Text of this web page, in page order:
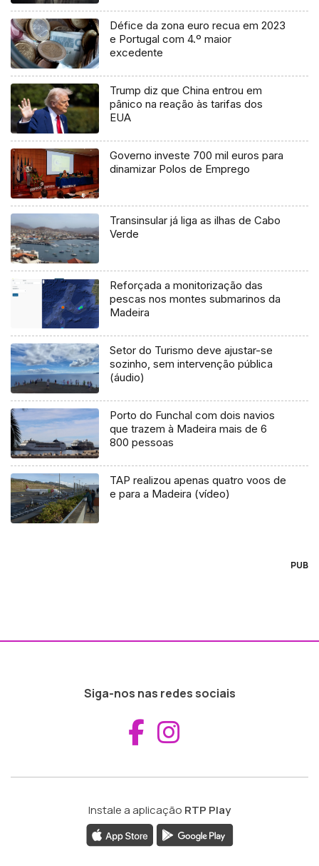
Défice da zona euro recua em 2023
e Portugal com 4.º maior
excedente
Trump diz que China entrou em
pânico na reação às tarifas dos
EUA
Governo investe 700 mil euros para
dinamizar Polos de Emprego
Transinsular já liga as ilhas de Cabo
Verde
Reforçada a monitorização das
pescas nos montes submarinos da
Madeira
Setor do Turismo deve ajustar-se
sozinho, sem intervenção pública
(áudio)
Porto do Funchal com dois navios
que trazem à Madeira mais de 6
800 pessoas
TAP realizou apenas quatro voos de
e para a Madeira (vídeo)
PUB
Siga-nos nas redes sociais
Aceder ao
Instale a aplicação RTP Play